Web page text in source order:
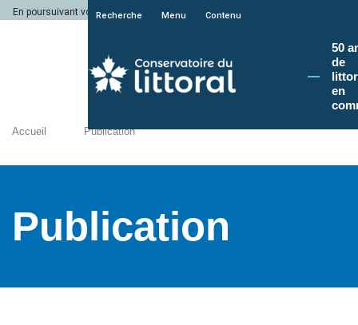
En poursuivant votre navigation sur le site du Conservatoire du littoral, vous
Recherche Menu Contenu
50
de
en
Accueil Publication
Publication